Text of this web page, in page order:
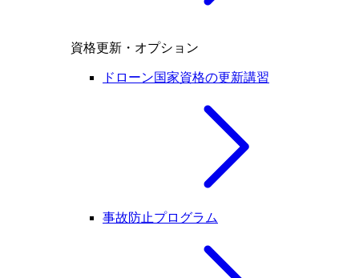
資格更新・オプション
ドローン国家資格の更新講習
事故防止プログラム